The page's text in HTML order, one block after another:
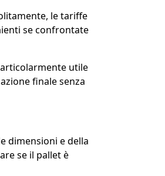
le tariffe
se confrontate
utile
finale senza
dimensioni e della
se il pallet è